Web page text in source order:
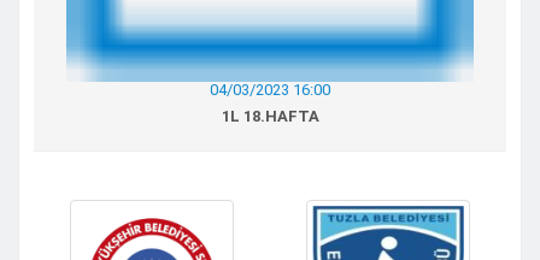
04/03/2023 16:00
1L 18.HAFTA